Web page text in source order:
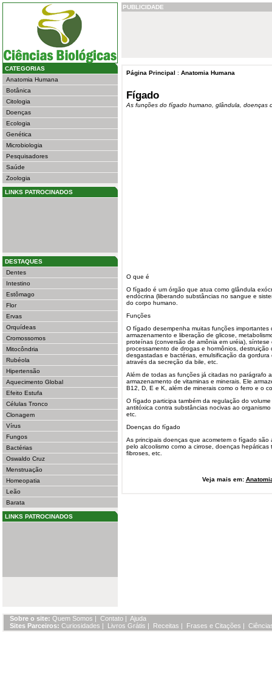
CATEGORIAS
Anatomia Humana
Botânica
Citologia
Doenças
Ecologia
Genética
Microbiologia
Pesquisadores
Saúde
Zoologia
LINKS PATROCINADOS
DESTAQUES
Dentes
Intestino
Estômago
Flor
Ervas
Orquídeas
Cromossomos
Mitocôndria
Rubéola
Hipertensão
Aquecimento Global
Efeito Estufa
Células Tronco
Clonagem
Vírus
Fungos
Bactérias
Oswaldo Cruz
Menstruação
Homeopatia
Leão
Barata
LINKS PATROCINADOS
PUBLICIDADE
Página Principal : Anatomia Humana
Fígado
As funções do fígado humano, glândula, doenças
O que é
O fígado é um órgão que atua como glândula
endócrina (liberando substâncias no sangue e
do corpo humano.
Funções
O fígado desempenha muitas funções importantes
armazenamento e liberação de glicose,
proteínas (conversão de amônia em uréia),
processamento de drogas e hormônios,
desgastadas e bactérias, emulsificação da
através da secreção da bile, etc.
Além de todas as funções já citadas no parágrafo
armazenamento de vitaminas e minerais. Ele
B12, D, E e K, além de minerais como o ferro e o
O fígado participa também da regulação do
antitóxica contra substâncias nocivas ao
etc.
Doenças do fígado
As principais doenças que acometem o fígado
pelo alcoolismo como a cirrose, doenças
fibroses, etc.
Veja mais em:
Sobre o site: Quem Somos | Contato | Ajuda
Sites Parceiros: Curiosidades | Livros Grátis | Receitas | Frases e Citações |